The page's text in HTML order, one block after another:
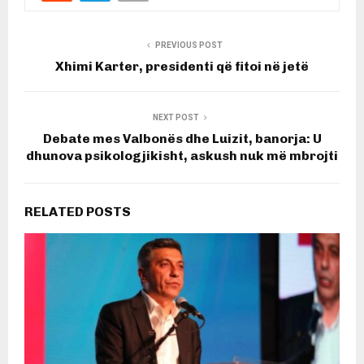
PREVIOUS POST
Xhimi Karter, presidenti që fitoi në jetë
NEXT POST
Debate mes Valbonës dhe Luizit, banorja: U
dhunova psikologjikisht, askush nuk më mbrojti
RELATED POSTS